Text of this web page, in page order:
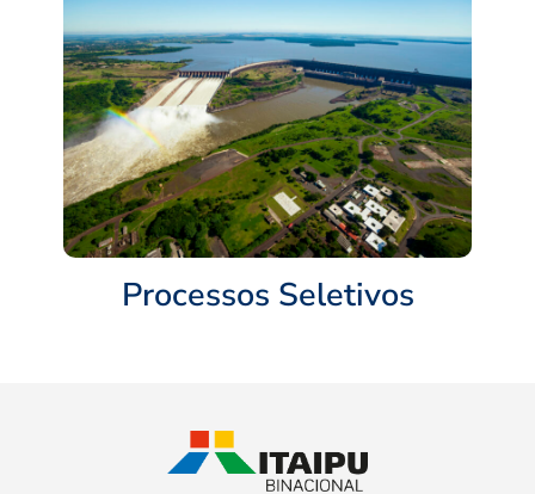
Processos Seletivos